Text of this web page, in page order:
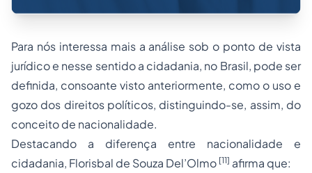
Para nós interessa mais a análise sob o ponto de vista
jurídico e nesse sentido a cidadania, no Brasil, pode ser
definida, consoante visto anteriormente, como o uso e
gozo dos direitos políticos, distinguindo-se, assim, do
conceito de nacionalidade.
Destacando a diferença entre nacionalidade e
cidadania, Florisbal de Souza Del’Olmo [11] afirma que: